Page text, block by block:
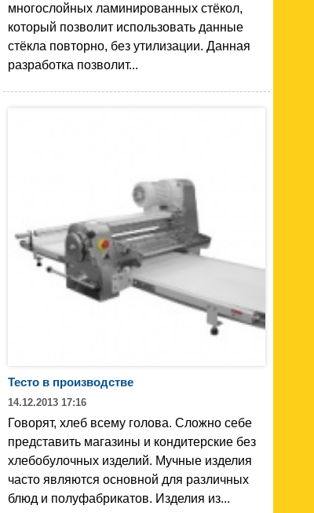
многослойных ламинированных стёкол,
который позволит использовать данные
стёкла повторно, без утилизации. Данная
разработка позволит...
Тесто в производстве
14.12.2013 17:16
Говорят, хлеб всему голова. Сложно себе
представить магазины и кондитерские без
хлебобулочных изделий. Мучные изделия
часто являются основной для различных
блюд и полуфабрикатов. Изделия из...